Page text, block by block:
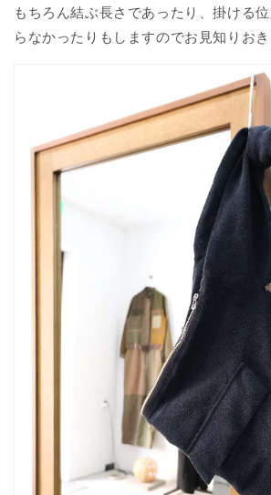
もちろん結ぶ長さであったり、掛ける
らなかったりもしますのでお見知りおき